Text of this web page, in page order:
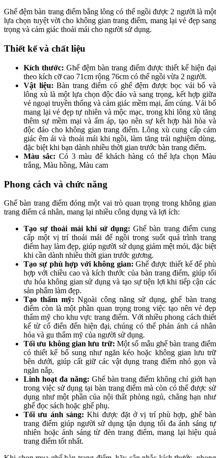
Ghế đệm bàn trang điểm bằng lông có thể ngồi được 2 người là một
lựa chọn tuyệt vời cho không gian trang điểm, mang lại vẻ đẹp sang
trọng và cảm giác thoải mái cho người sử dụng.
Thiết kế và chất liệu
Kích thước: Ghế đệm bàn trang điểm được thiết kế hiện đại
theo kích cỡ cao 71cm rộng 76cm có thể ngồi vừa 2 người.
Vật liệu:Bàn trang điểm có ghế đệm được bọc vải bố và
lông xù là một lựa chọn độc đáo và sang trọng, kết hợp giữa
vẻ ngoại truyền thống và cảm giác mềm mại, ấm cúng. Vải bố
mang lại vẻ đẹp tự nhiên và mộc mạc, trong khi lông xù tăng
thêm sự mềm mại và ấm áp, tạo nên sự kết hợp hài hòa và
độc đáo cho không gian trang điểm. Lông xù cung cấp cảm
giác êm ái và thoải mái khi ngồi, làm tăng trải nghiệm dùng,
đặc biệt khi bạn dành nhiều thời gian trước bàn trang điểm.
Màu sắc: Có 3 màu để khách hàng có thể lựa chọn Màu
trắng, Màu hồng, Màu cam
Phong cách và chức năng
Ghế bàn trang điểm đóng một vai trò quan trọng trong không gian
trang điểm cá nhân, mang lại nhiều công dụng và lợi ích:
Tạo sự thoải mái khi sử dụng:Ghế bàn trang điểm cung
cấp một vị trí thoải mái để ngồi trong suốt quá trình trang
điểm hay làm đẹp, giúp người sử dụng giảm mệt mỏi, đặc biệt
khi cần dành nhiều thời gian trước gương.
Tạo sự phù hợp với không gian: Ghế được thiết kế để phù
hợp với chiều cao và kích thước của bàn trang điểm, giúp tối
ưu hóa không gian sử dụng và tạo sự tiện lợi khi tiếp cận các
sản phẩm làm đẹp.
Tạo thẩm mỹ: Ngoài công năng sử dụng, ghế bàn trang
điểm còn là một phần quan trọng trong việc tạo nên vẻ đẹp
thẩm mỹ cho khu vực trang điểm. Với nhiều phong cách thiết
kế từ cổ điển đến hiện đại, chúng có thể phản ánh cá nhân
hóa và gu thẩm mỹ của người sử dụng.
Tối ưu không gian lưu trữ: Một số mẫu ghế bàn trang điểm
có thiết kế bổ sung như ngăn kéo hoặc không gian lưu trữ
bên dưới, giúp cất giữ các vật dụng trang điểm nhỏ gọn và
ngăn nắp.
Linh hoạt đa năng: Ghế bàn trang điểm không chỉ giới hạn
trong việc sử dụng tại bàn trang điểm mà còn có thể được sử
dụng như một phần của nội thất phòng ngủ, chẳng hạn như
ghế đọc sách hoặc ghế phụ.
Tối ưu ánh sáng: Khi được đặt ở vị trí phù hợp, ghế bàn
trang điểm giúp người sử dụng tận dụng tối đa ánh sáng tự
nhiên hoặc ánh sáng từ đèn trang điểm, mang lại hiệu quả
trang điểm tốt nhất.